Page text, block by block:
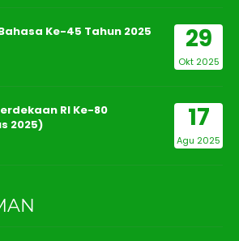
29
Okt 2025
Ke-45 Tahun 2025
17
Agu 2025
RI Ke-80
2025)